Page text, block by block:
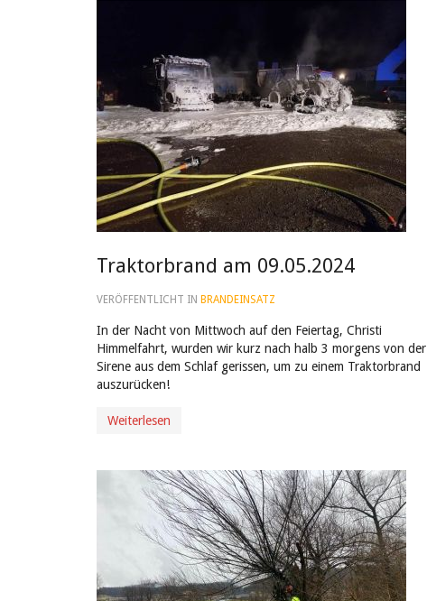
Traktorbrand am 09.05.2024
VERÖFFENTLICHT IN BRANDEINSATZ
In der Nacht von Mittwoch auf den Feiertag, Christi
Himmelfahrt, wurden wir kurz nach halb 3 morgens von der
Sirene aus dem Schlaf gerissen, um zu einem Traktorbrand
auszurücken!
Weiterlesen